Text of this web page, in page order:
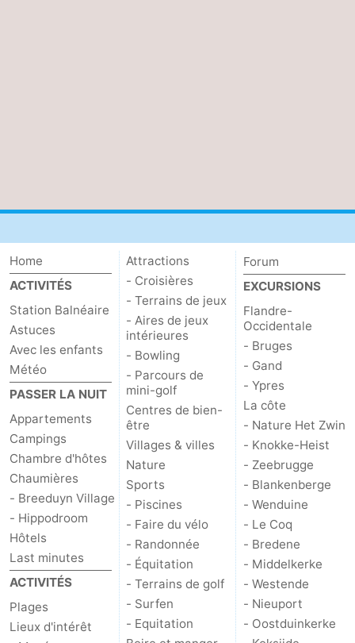
Home
ACTIVITÉS
Station Balnéaire
Astuces
Avec les enfants
Météo
PASSER LA NUIT
Appartements
Campings
Chambre d'hôtes
Chaumières
- Breeduyn Village
- Hippodroom
Hôtels
Last minutes
ACTIVITÉS
Plages
Lieux d'intérêt
Attractions
- Croisières
- Terrains de jeux
- Aires de jeux
intérieures
- Bowling
- Parcours de
mini-golf
Centres de bien-
être
Villages & villes
Nature
Sports
- Piscines
- Faire du vélo
- Randonnée
- Équitation
- Terrains de golf
- Surfen
- Equitation
Forum
EXCURSIONS
Flandre-
Occidentale
- Bruges
- Gand
- Ypres
La côte
- Nature Het Zwin
- Knokke-Heist
- Zeebrugge
- Blankenberge
- Wenduine
- Le Coq
- Bredene
- Middelkerke
- Westende
- Nieuport
- Oostduinkerke